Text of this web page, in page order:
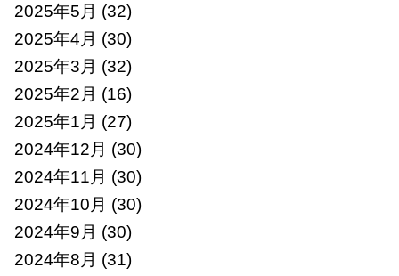
2025年5月 (32)
2025年4月 (30)
2025年3月 (32)
2025年2月 (16)
2025年1月 (27)
2024年12月 (30)
2024年11月 (30)
2024年10月 (30)
2024年9月 (30)
2024年8月 (31)